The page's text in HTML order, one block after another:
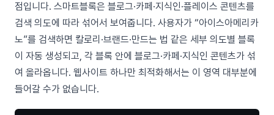
점입니다. 스마트블록은 블로그·카페·지식인·플레이스 콘텐츠를
검색 의도에 따라 섞어서 보여줍니다. 사용자가 “아이스아메리카
노”를 검색하면 칼로리·브랜드·만드는 법 같은 세부 의도별 블록
이 자동 생성되고, 각 블록 안에 블로그·카페·지식인 콘텐츠가 섞
여 올라옵니다. 웹사이트 하나만 최적화해서는 이 영역 대부분에
들어갈 수가 없습니다.